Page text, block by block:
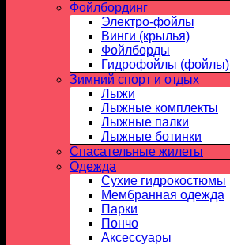
Фойлбординг
Электро-фойлы
Винги (крылья)
Фойлборды
Гидрофойлы (фойлы)
Зимний спорт и отдых
Лыжи
Лыжные комплекты
Лыжные палки
Лыжные ботинки
Спасательные жилеты
Одежда
Сухие гидрокостюмы
Мембранная одежда
Парки
Пончо
Аксессуары